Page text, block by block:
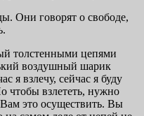
Они говорят о свободе,
толстенными цепями
воздушный шарик
я взлечу, сейчас я буду
чтобы взлететь, нужно
это осуществить. Вы